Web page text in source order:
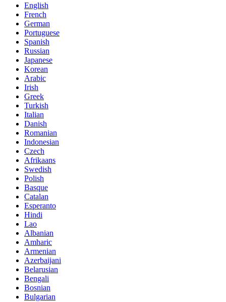
English
French
German
Portuguese
Spanish
Russian
Japanese
Korean
Arabic
Irish
Greek
Turkish
Italian
Danish
Romanian
Indonesian
Czech
Afrikaans
Swedish
Polish
Basque
Catalan
Esperanto
Hindi
Lao
Albanian
Amharic
Armenian
Azerbaijani
Belarusian
Bengali
Bosnian
Bulgarian